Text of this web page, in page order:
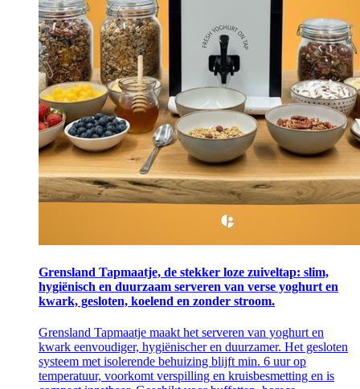
Grensland Tapmaatje, de stekker loze zuiveltap: slim,
hygiënisch en duurzaam serveren van verse yoghurt en
kwark, gesloten, koelend en zonder stroom.
Grensland Tapmaatje maakt het serveren van yoghurt en
kwark eenvoudiger, hygiënischer en duurzamer. Het gesloten
systeem met isolerende behuizing blijft min. 6 uur op
temperatuur, voorkomt verspilling en kruisbesmetting en is